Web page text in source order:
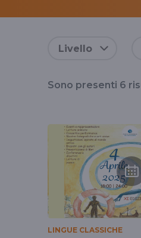
tag
Livello
Sono presenti 6
LINGUE CLASSICHE